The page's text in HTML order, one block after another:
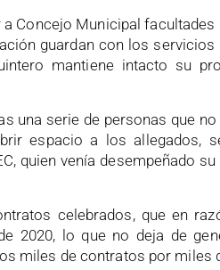
Concejo Municipal
guardan con los
mantiene intacto su
una serie de personas que
espacio a los allegados,
quien venía desempeñado
celebrados, que en
2020, lo que no deja de
miles de contratos por miles